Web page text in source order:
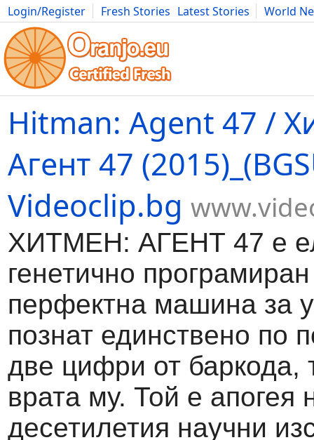
Login/Register Fresh Stories Latest Stories
World
Movies Anime Music Art Cars Advice Science
Hitman: Agent 47 /
Агент 47
Videoclip.bg
ХИТМЕН: АГЕНТ 47 е
генетично
перфектна машина за
познат единствено по
две цифри от баркода,
врата му. Той е апогея
десетилетия научни